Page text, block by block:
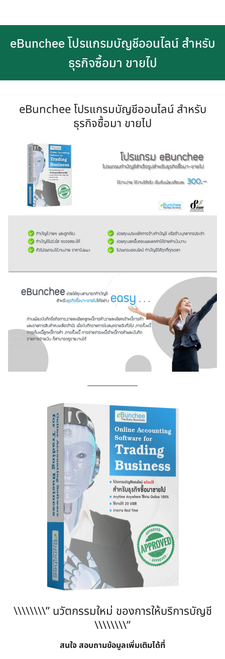
eBunchee โปรแกรมบัญชีออนไลน์ สำหรับ
ธุรกิจซื้อมา ขายไป
eBunchee โปรแกรมบัญชีออนไลน์ สำหรับ
ธุรกิจซื้อมา ขายไป
\\\\\\\\” นวัตกรรมใหม่ ของการให้บริการบัญชี
\\\\\\\\”
สนใจ สอบถามข้อมูลเพิ่มเติมได้ที่